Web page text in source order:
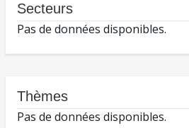
Secteurs
Pas de données disponibles.
Thèmes
Pas de données disponibles.